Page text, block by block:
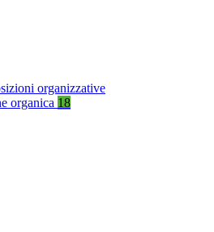
organizzative
organica 18